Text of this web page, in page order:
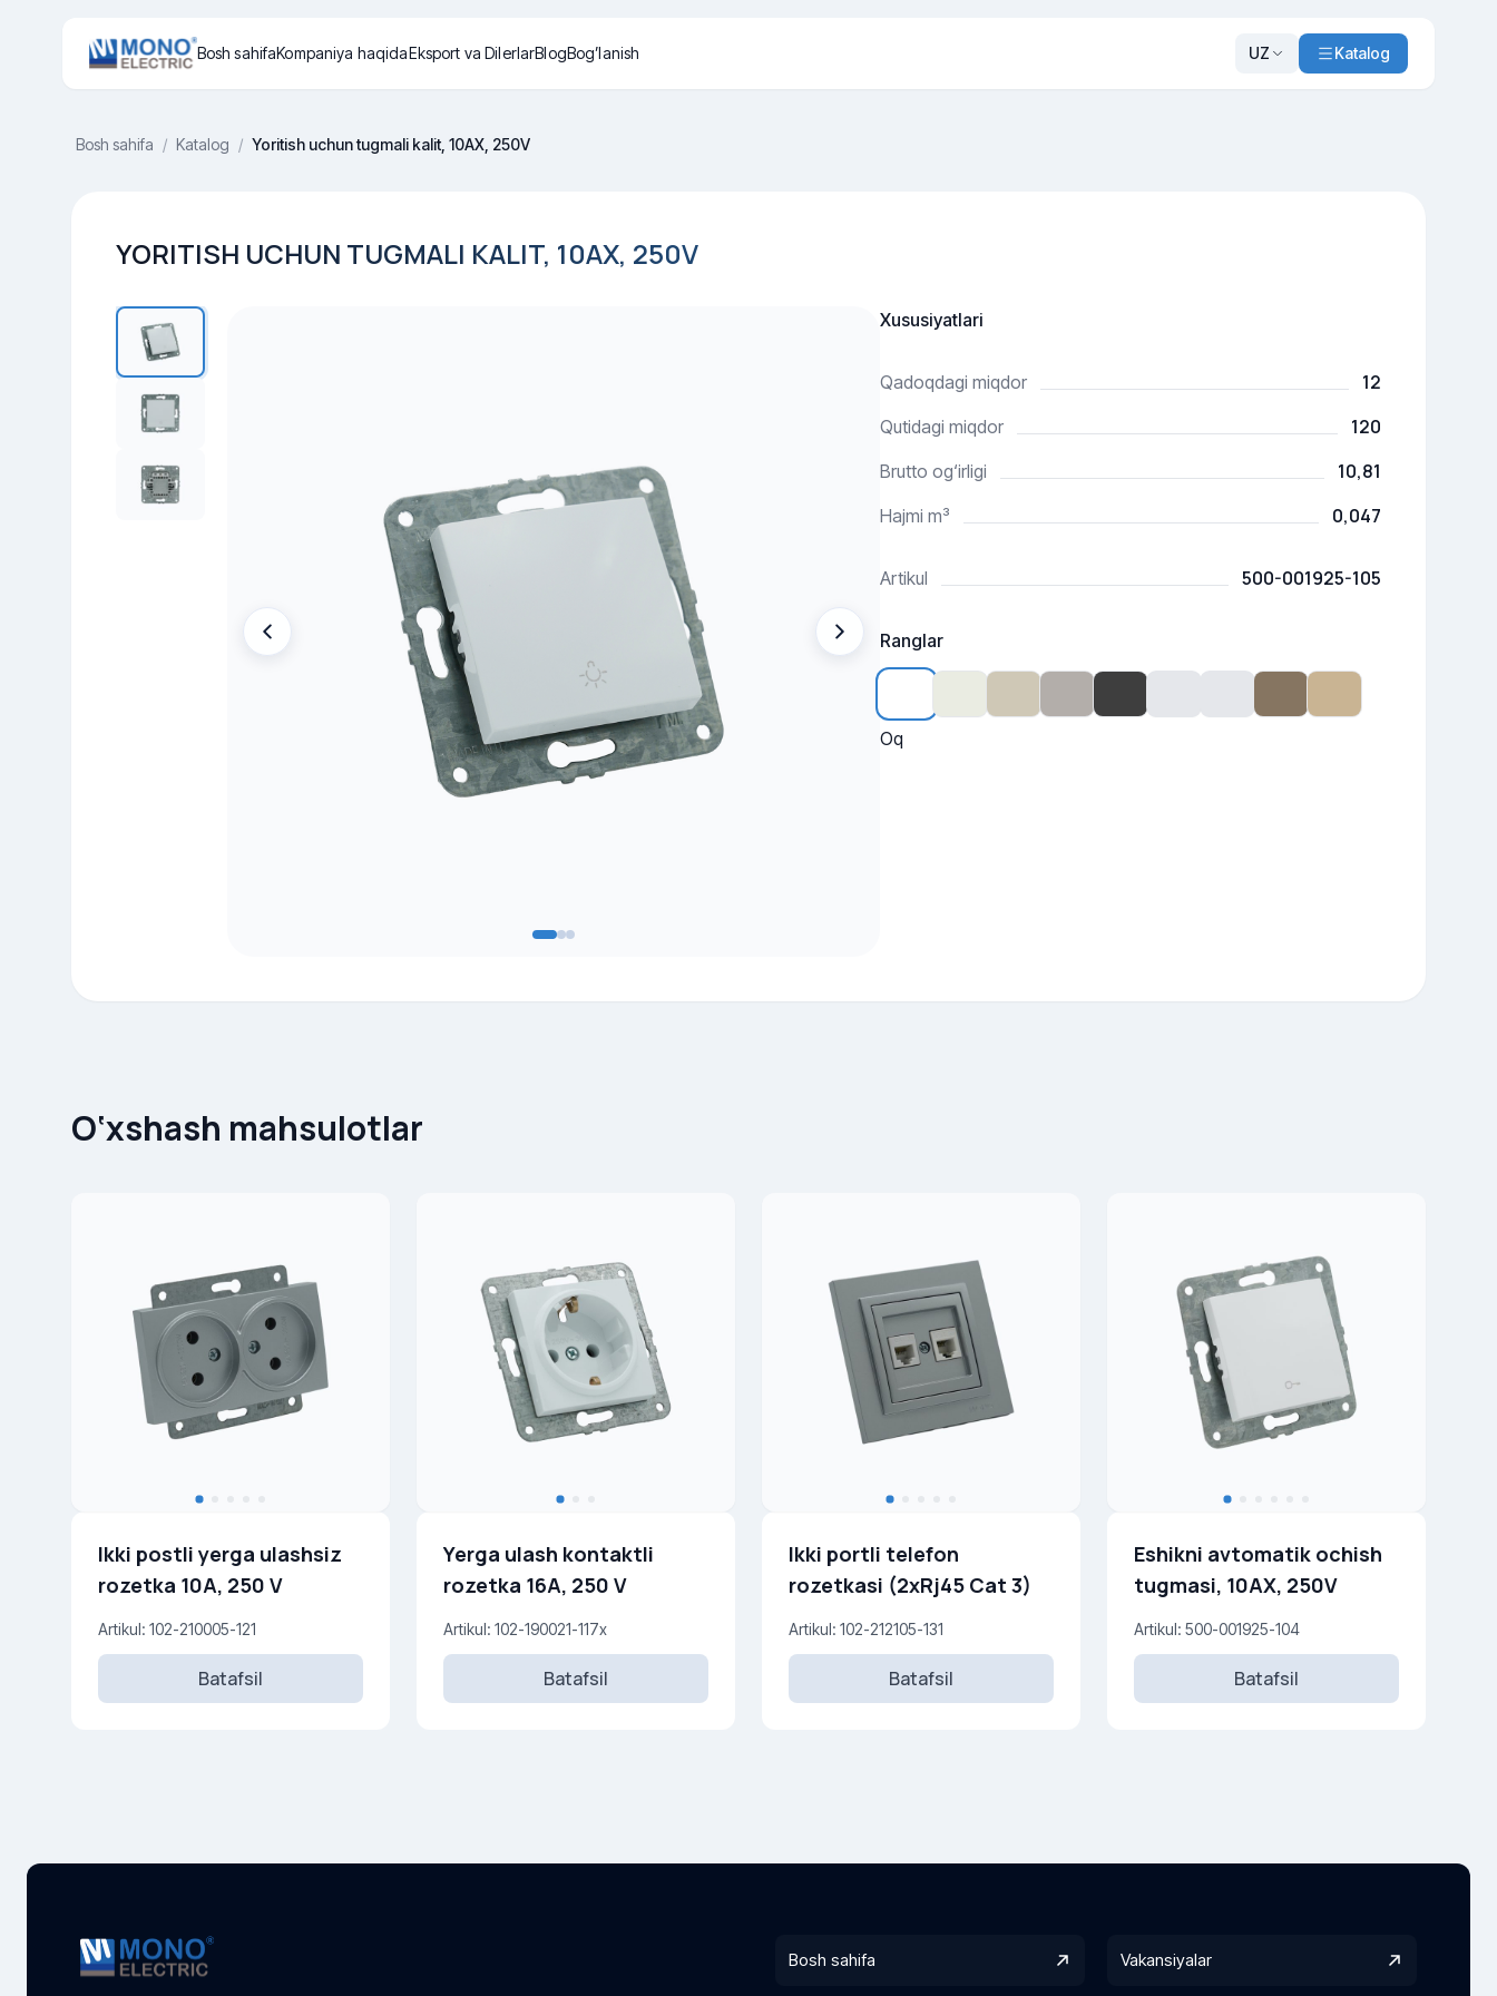
Bosh sahifaKompaniya haqidaEksport va DilerlarBlogBog’lanish UZ Katalog
Bosh sahifa / Katalog / Yoritish uchun tugmali kalit, 10AX, 250V
YORITISH UCHUN TUGMALI KALIT, 10AX, 250V
Xususiyatlari
Qadoqdagi miqdor 12
Qutidagi miqdor 120
Brutto og‘irligi 10,81
Hajmi m³ 0,047
Artikul 500-001925-105
Ranglar
Oq
O‘xshash mahsulotlar
Ikki postli yerga ulashsiz
rozetka 10A, 250 V
Artikul: 102-210005-121
Batafsil
Yerga ulash kontaktli
rozetka 16A, 250 V
Artikul: 102-190021-117x
Batafsil
Ikki portli telefon
rozetkasi (2xRj45 Cat 3)
Artikul: 102-212105-131
Batafsil
Eshikni avtomatik ochish
tugmasi, 10AX, 250V
Artikul: 500-001925-104
Batafsil
Bosh sahifa Vakansiyalar